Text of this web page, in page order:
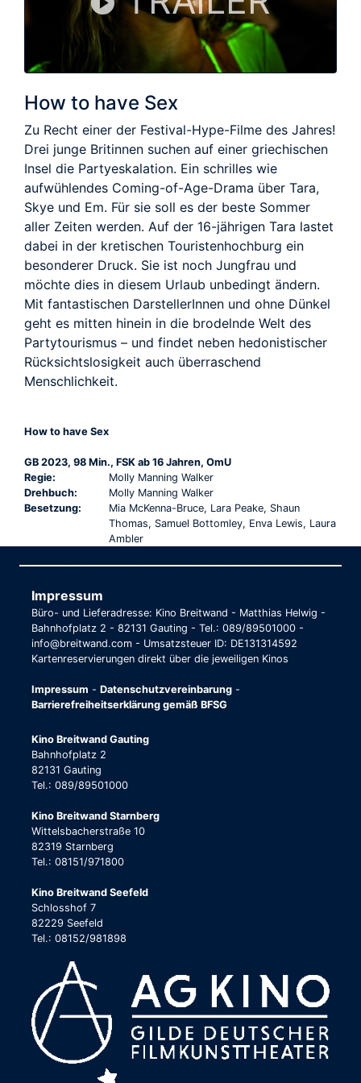
How to have Sex
Zu Recht einer der Festival-Hype-Filme des Jahres!
Drei junge Britinnen suchen auf einer griechischen
Insel die Partyeskalation. Ein schrilles wie
aufwühlendes Coming-of-Age-Drama über Tara,
Skye und Em. Für sie soll es der beste Sommer
aller Zeiten werden. Auf der 16-jährigen Tara lastet
dabei in der kretischen Touristenhochburg ein
besonderer Druck. Sie ist noch Jungfrau und
möchte dies in diesem Urlaub unbedingt ändern.
Mit fantastischen DarstellerInnen und ohne Dünkel
geht es mitten hinein in die brodelnde Welt des
Partytourismus – und findet neben hedonistischer
Rücksichtslosigkeit auch überraschend
Menschlichkeit.
How to have Sex
GB 2023, 98 Min., FSK ab 16 Jahren, OmU
Regie:
Molly Manning Walker
Drehbuch:
Molly Manning Walker
Besetzung:
Mia McKenna-Bruce, Lara Peake, Shaun
Thomas, Samuel Bottomley, Enva Lewis, Laura
Ambler
Impressum
Büro- und Lieferadresse: Kino Breitwand - Matthias Helwig -
Bahnhofplatz 2 - 82131 Gauting - Tel.: 089/89501000 -
info@breitwand.com - Umsatzsteuer ID: DE131314592
Kartenreservierungen direkt über die jeweiligen Kinos
Impressum - Datenschutzvereinbarung -
Barrierefreiheitserklärung gemäß BFSG
Kino Breitwand Gauting
Bahnhofplatz 2
82131 Gauting
Tel.: 089/89501000
Kino Breitwand Starnberg
Wittelsbacherstraße 10
82319 Starnberg
Tel.: 08151/971800
Kino Breitwand Seefeld
Schlosshof 7
82229 Seefeld
Tel.: 08152/981898